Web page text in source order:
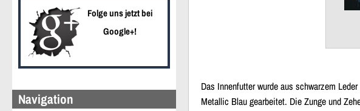
Folge uns jetzt bei
Google+!
Navigation
Das Innenfutter wurde aus schwarzem
Metallic Blau gearbeitet. Die Zunge und